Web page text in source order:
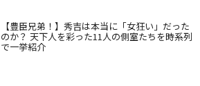
【豊臣兄弟！】秀吉は本当に「女狂い」だった
のか？ 天下人を彩った11人の側室たちを時系列
で一挙紹介